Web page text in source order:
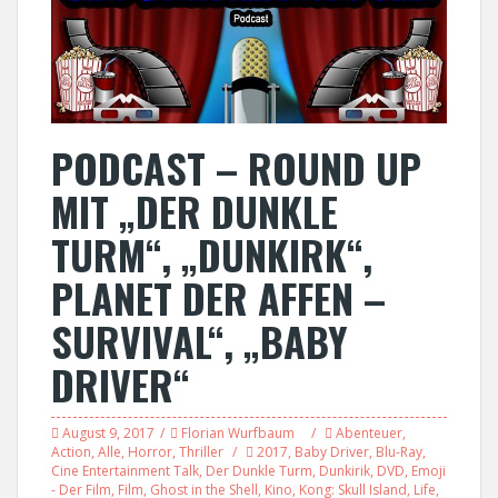
PODCAST – ROUND UP
MIT „DER DUNKLE
TURM“, „DUNKIRK“,
PLANET DER AFFEN –
SURVIVAL“, „BABY
DRIVER“
August 9, 2017 Florian Wurfbaum Abenteuer,
Action, Alle, Horror, Thriller 2017, Baby Driver, Blu-Ray,
Cine Entertainment Talk, Der Dunkle Turm, Dunkirik, DVD, Emoji
- Der Film, Film, Ghost in the Shell, Kino, Kong: Skull Island, Life,